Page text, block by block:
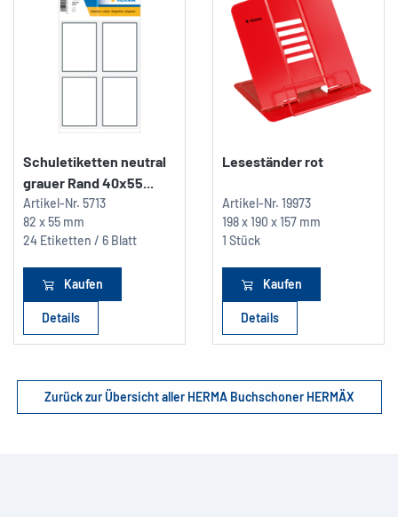
Schuletiketten neutral
grauer Rand 40x55...
Artikel-Nr. 5713
82 x 55 mm
24 Etiketten / 6 Blatt
Kaufen
Details
Leseständer rot
Artikel-Nr. 19973
198 x 190 x 157 mm
1 Stück
Kaufen
Details
Zurück zur Übersicht aller HERMA Buchschoner HERMÄX